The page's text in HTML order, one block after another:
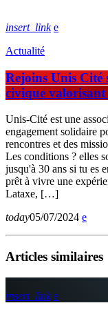
insert_link
Actualité
Rejoins Unis Cité
civique valorisant
Unis-Cité est une
engagement solidaire
rencontres et des
Les conditions ? elles
jusqu'à 30 ans si tu es
prêt à vivre une
Lataxe, […]
today05/07/2024
Articles similaires
insert_link